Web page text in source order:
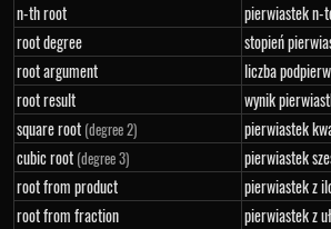
n-th root
pierwiastek n-
root degree
stopień
root argument
liczba
root result
wynik
square root (degree 2) pierwiastek
cubic root (degree 3) pierwiastek
root from product
pierwiastek z
root from fraction
pierwiastek z